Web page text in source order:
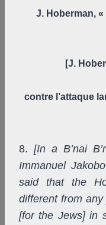
J. Hoberman,
[J.
contre l’attaque
8. [In a B’nai
Immanuel
said that the
different from
[for the Jews] in